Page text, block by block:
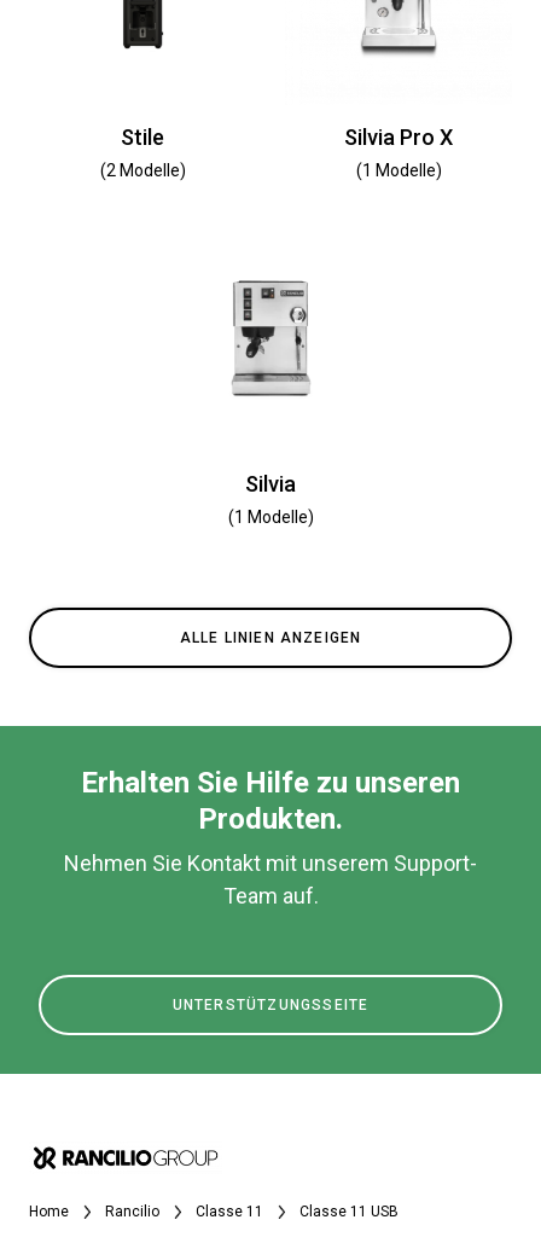
Stile
(2 Modelle)
Silvia Pro X
(1 Modelle)
Silvia
(1 Modelle)
ALLE LINIEN ANZEIGEN
Erhalten Sie Hilfe zu unseren
Produkten.
Nehmen Sie Kontakt mit unserem Support-
Team auf.
UNTERSTÜTZUNGSSEITE
Home Rancilio Classe 11 Classe 11 USB